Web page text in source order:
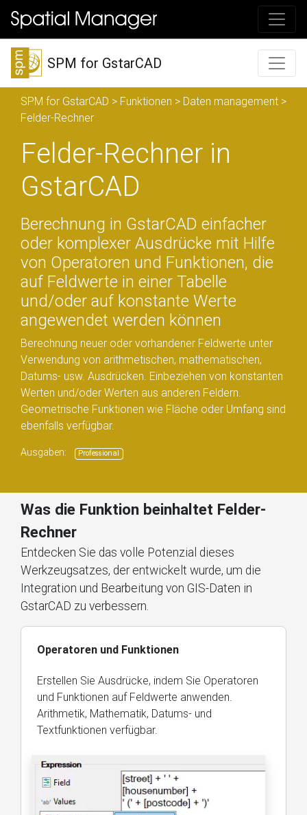
SPM for GstarCAD
SPM for GstarCAD > Funktionen > Daten management >
Felder-Rechner
Felder-Rechner in
GstarCAD
Berechnung in GstarCAD einfacher
oder komplexer Ausdrücke mit Hilfe
von Operatoren und Funktionen, die
auf Feldwerte in einer Tabelle
und/oder auf konstante Werte
angewendet werden können
Berechnung neuer oder vorhandener Feldwerte unter
Verwendung von arithmetischen, mathematischen,
Datums- usw. Ausdrücken. Einbeziehen von konstanten
Werten und/oder Werten aus anderen Feldern.
Geometrische Funktionen wie Fläche oder Umfang sind
ebenfalls verfügbar.
Ausgaben: Professional
Was die Funktion beinhaltet Felder-
Rechner
Entdecken Sie das volle Potenzial dieses
Werkzeugsatzes, der entwickelt wurde, um die
Integration und Bearbeitung von GIS-Daten in
GstarCAD zu verbessern.
Operatoren und Funktionen
Erstellen Sie Ausdrücke, indem Sie Operatoren
und Funktionen auf Feldwerte anwenden.
Arithmetik, Mathematik, Datums- und
Textfunktionen verfügbar.